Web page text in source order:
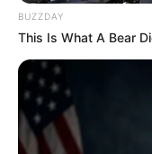
Türmen ist ein
Außerdem liegt auf
Ein
BUZZDAY
This Is What A Bear